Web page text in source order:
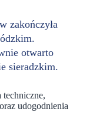
zakończyła
otwarto
sieradzkim.
techniczne,
udogodnienia